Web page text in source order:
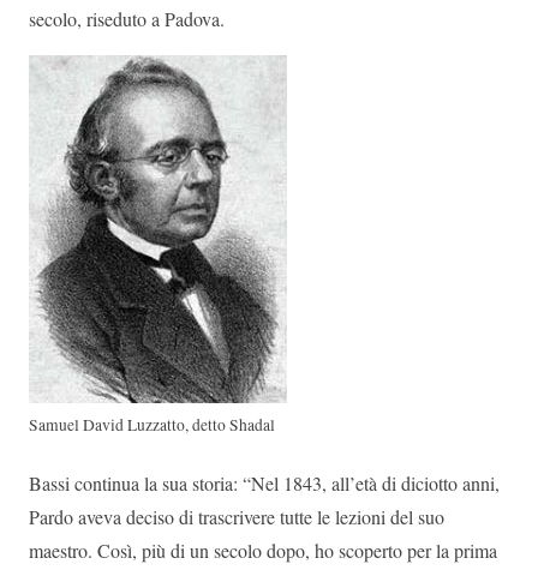
secolo, riseduto a Padova.
Samuel David Luzzatto, detto Shadal
Bassi continua la sua storia: “Nel 1843, all’età di diciotto anni,
Pardo aveva deciso di trascrivere tutte le lezioni del suo
maestro. Così, più di un secolo dopo, ho scoperto per la prima